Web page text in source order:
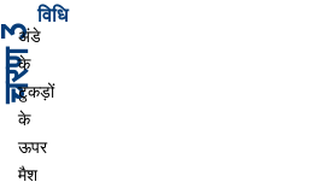
विधि
चरण 3
अंडे
के
टुकड़ों
के
ऊपर
मैश